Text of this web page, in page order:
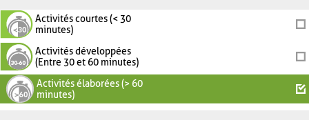
Activités courtes (< 30
minutes)
Activités développées
(Entre 30 et 60 minutes)
Activités élaborées (> 60
minutes)